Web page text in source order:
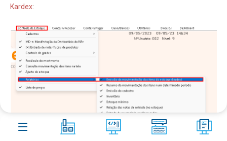
Acesso remoto
Kardex: